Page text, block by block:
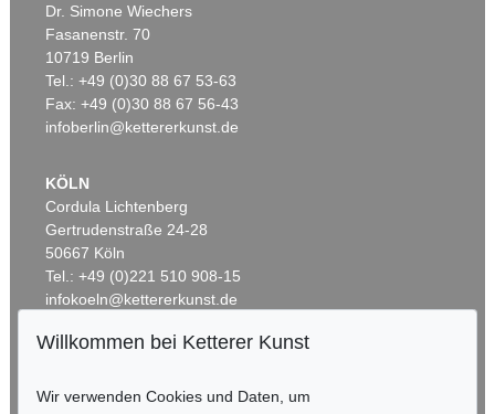
Auktion 393 - Lot 219
P. SOULAGES
Peinture 81 x 60 cm, 2 mai 1957, 1957
Ergebnis:€ 488.000
Ergebnis:
Auktion 550 - Lot 66
Ergebnis:€ 381.000
Auktion 461 - Lot 802
Ergebnis: € 375.000
Dr. Simone Wiechers
Fasanenstr. 70
10719 Berlin
Tel.: +49 (0)30 88 67 53-63
Fax: +49 (0)30 88 67 56-43
infoberlin@kettererkunst.de
KÖLN
Cordula Lichtenberg
Gertrudenstraße 24-28
50667 Köln
Tel.: +49 (0)221 510 908-15
infokoeln@kettererkunst.de
RHEINLAND-PFALZ
Willkommen bei Ketterer Kunst
Wir verwenden Cookies und Daten, um